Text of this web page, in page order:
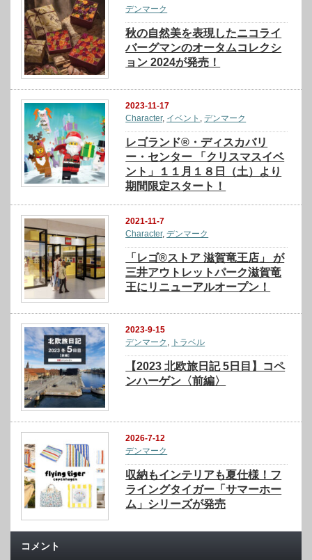
デンマーク
秋の自然美を表現したニコライ
バーグマンのオータムコレクシ
ョン 2024が発売！
2023-11-17
Character, イベント ,デンマーク
レゴランド®・ディスカバリ
ー・センター 「クリスマスイベ
ント」１１月１８日（土）より
期間限定スタート！
2021-11-7
Character,デンマーク
「レゴ®ストア 滋賀竜王店」 が
三井アウトレットパーク滋賀竜
王にリニューアルオープン！
2023-9-15
デンマーク , トラベル
【2023 北欧旅日記 5日目】コペ
ンハーゲン〈前編〉
2026-7-12
デンマーク
収納もインテリアも夏仕様！フ
ライングタイガー「サマーホー
ム」シリーズが発売
コメント